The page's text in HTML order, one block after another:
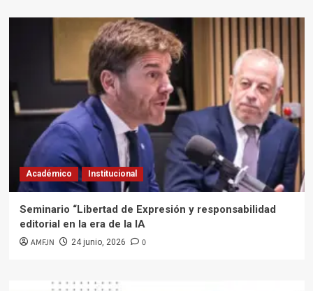
Académico Institucional
Seminario “Libertad de Expresión y responsabilidad
editorial en la era de la IA
AMFJN 24 junio, 2026 0